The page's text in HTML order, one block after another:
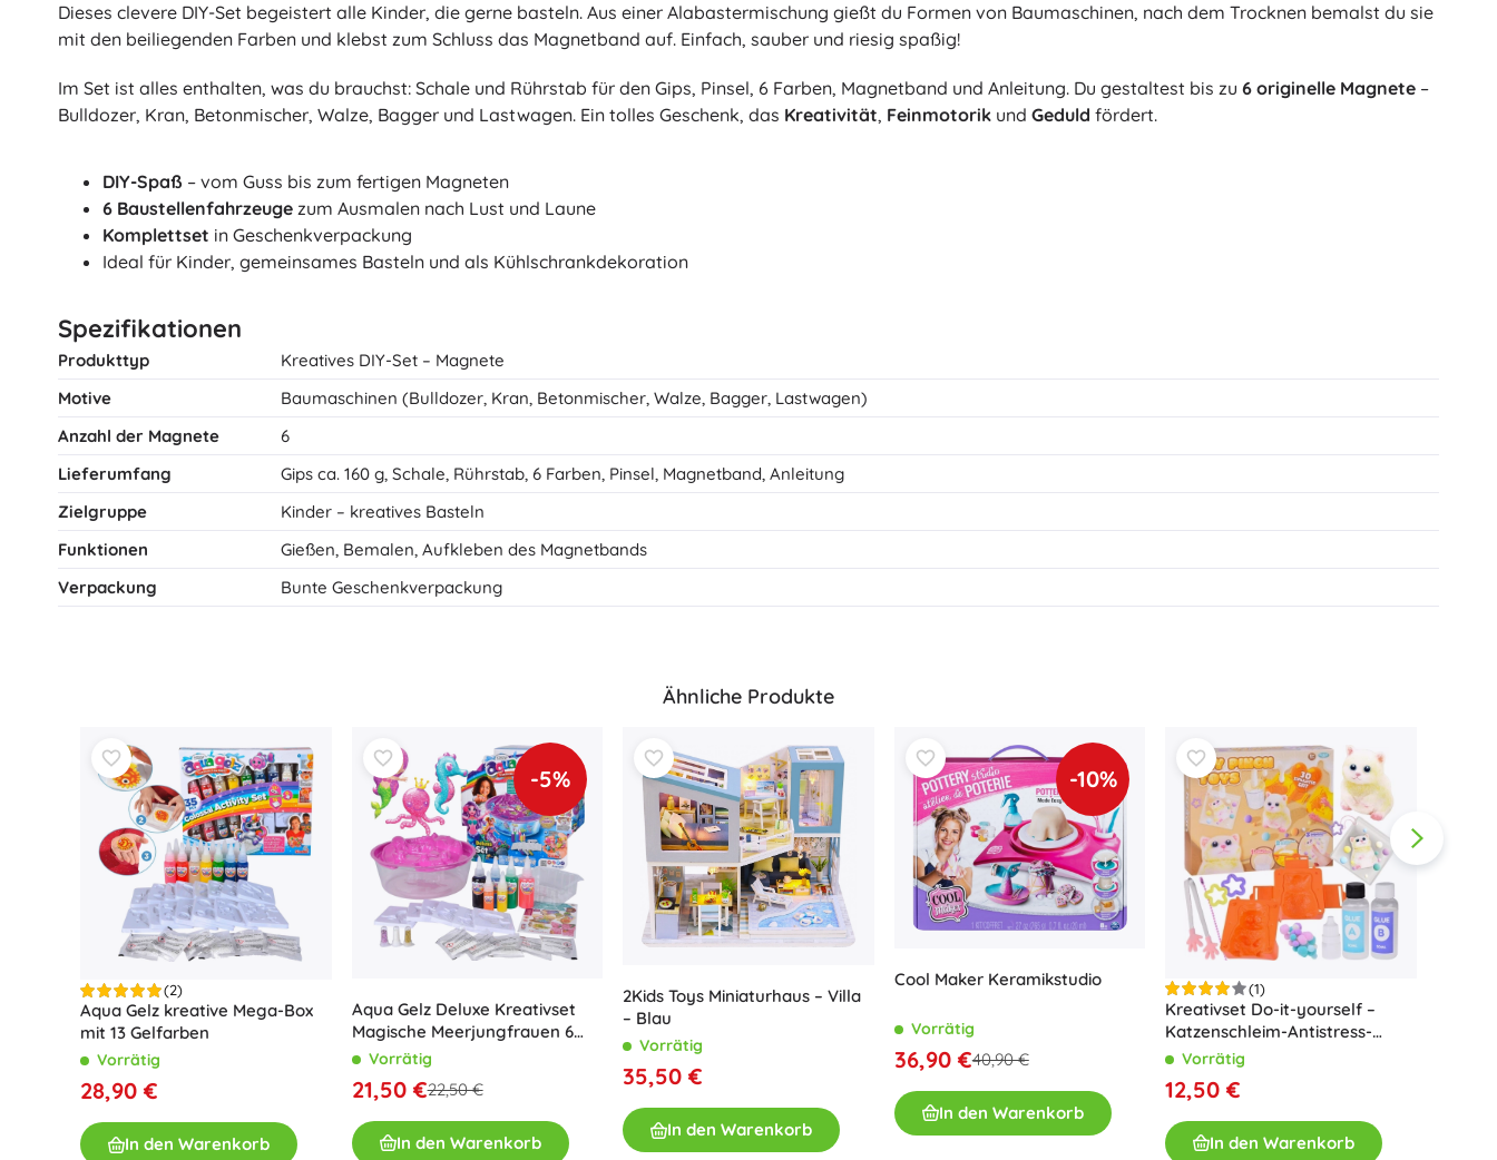
Architecture Bluey Art
Dots Jurassic World One Piece
Batman DC
Die Eiskönigin
Autos
Züge
Landwirtschaftsfahrzeuge
+Mehr anzeigen
Outdoor-Spiele
Sandspielzeug
Wasserspielzeug
Interaktive Plüschtiere
Anhänger
Party und Feiern
Kostüme
Kostümzubehör
Puppen und Babys
Stoffpuppen
Spielzeug für die Kleinsten
Rasseln, Beißringe und Schnuller
Interaktive Spielzeuge
Sicherheit
Mehr anzeigen
Badewannenspielzeug
Elektronisches Spielzeug
Ferngesteuertes Spielzeug
Spielkonsolen
Mikroskope und Teleskope
Siehe
+ Mehr anzeigen
Kinderkleidung
Babybekleidung
T-Shirts
Schuhe
Sweatshirts und Pullover
Socken und Strumpfwaren
Zubehör
Batterien
Ersatzteile
Pumpen
Bücher
Arbeits- und Spaßhefte
Für die Kleinsten
Buchzubehör
Postkarten
Schmuck
Handtaschen
Schmuckkästchen
Dieses clevere DIY-Set begeistert alle Kinder, die gerne basteln. Aus einer Alabastermischung gießt du Formen von Baumaschinen, nach dem Trocknen bemalst du sie
mit den beiliegenden Farben und klebst zum Schluss das Magnetband auf. Einfach, sauber und riesig spaßig!
Im Set ist alles enthalten, was du brauchst: Schale und Rührstab für den Gips, Pinsel, 6 Farben, Magnetband und Anleitung. Du gestaltest bis zu 6 originelle Magnete –
Bulldozer, Kran, Betonmischer, Walze, Bagger und Lastwagen. Ein tolles Geschenk, das Kreativität, Feinmotorik und Geduld fördert.
DIY-Spaß – vom Guss bis zum fertigen Magneten
6 Baustellenfahrzeuge zum Ausmalen nach Lust und Laune
Komplettset in Geschenkverpackung
Ideal für Kinder, gemeinsames Basteln und als Kühlschrankdekoration
Spezifikationen
Produkttyp
Kreatives DIY-Set – Magnete
Motive
Baumaschinen (Bulldozer, Kran, Betonmischer, Walze, Bagger, Lastwagen)
Anzahl der Magnete
6
Lieferumfang
Gips ca. 160 g, Schale, Rührstab, 6 Farben, Pinsel, Magnetband, Anleitung
Zielgruppe
Kinder – kreatives Basteln
Funktionen
Gießen, Bemalen, Aufkleben des Magnetbands
Verpackung
Bunte Geschenkverpackung
Ähnliche Produkte
(2)
Aqua Gelz kreative Mega-Box
mit 13 Gelfarben
Vorrätig
28,90 €
In den Warenkorb
-5%
Aqua Gelz Deluxe Kreativset
Magische Meerjungfrauen 6
Gele + Zubehör
Vorrätig
21,50 €22,50 €
In den Warenkorb
2Kids Toys Miniaturhaus – Villa
– Blau
Vorrätig
35,50 €
In den Warenkorb
-10%
Cool Maker Keramikstudio
Vorrätig
36,90 €40,90 €
In den Warenkorb
(1)
Kreativset Do-it-yourself –
Katzenschleim-Antistress-
Anhänger
Vorrätig
12,50 €
In den Warenkorb